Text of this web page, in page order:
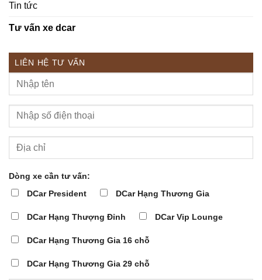
Tin tức
Tư vấn xe dcar
LIÊN HỆ TƯ VẤN
Dòng xe cần tư vấn:
DCar President
DCar Hạng Thương Gia
DCar Hạng Thượng Đỉnh DCar Vip Lounge
DCar Hạng Thương Gia 16 chỗ
DCar Hạng Thương Gia 29 chỗ